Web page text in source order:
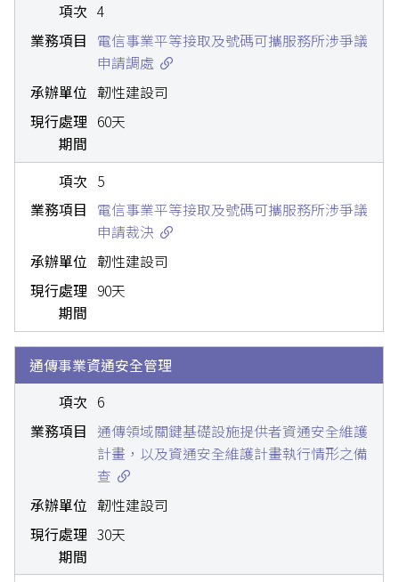
4
電信事業平等接取及號碼可攜服務所涉爭議
申請調處
韌性建設司
60天
5
電信事業平等接取及號碼可攜服務所涉爭議
申請裁決
韌性建設司
90天
通傳事業資通安全管理
6
通傳領域關鍵基礎設施提供者資通安全維護
計畫，以及資通安全維護計畫執行情形之備
查
韌性建設司
30天